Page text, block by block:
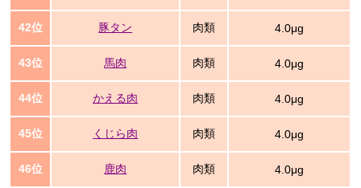
42位 豚タン 肉類 4.0μg
43位 馬肉 肉類 4.0μg
44位 かえる肉 肉類 4.0μg
45位 くじら肉 肉類 4.0μg
46位 鹿肉 肉類 4.0μg